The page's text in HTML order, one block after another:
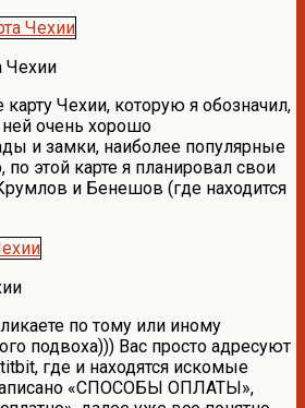
Чехии
карту Чехии, которую я обозначил,
ней очень хорошо
и замки, наиболее популярные
по этой карте я планировал свои
и Бенешов (где находится
по тому или иному
подвоха))) Вас просто адресуют
где и находятся искомые
«СПОСОБЫ ОПЛАТЫ»,